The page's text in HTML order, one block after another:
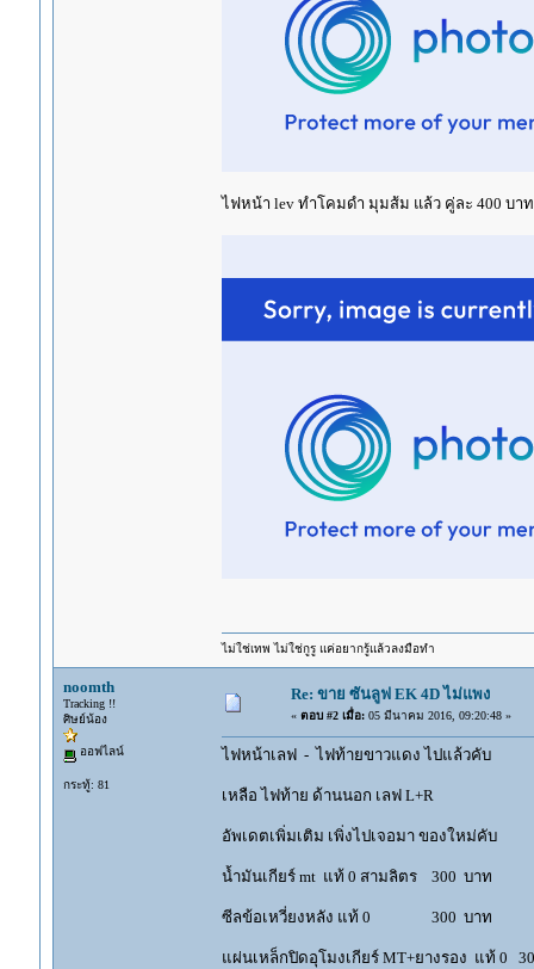
ไฟหน้า lev ทำโคมดำ มุมส้ม แล้ว คู่ละ 400 บาท
ไม่ใช่เทพ ไม่ใช่กูรู แค่อยากรู้แล้วลงมือทำ
noomth
Tracking !!
ศิษย์น้อง
ออฟไลน์
กระทู้: 81
Re: ขาย ซันลูฟ EK 4D ไม่แพง
« ตอบ #2 เมื่อ:05 มีนาคม 2016, 09:20:48 »
ไฟหน้าเลฟ - ไฟท้ายขาวแดง ไปแล้วคับ
เหลือ ไฟท้าย ด้านนอก เลฟ L+R
อัพเดตเพิ่มเติม เพิ่งไปเจอมา ของใหม่คับ
น้ำมันเกียร์ mt แท้ 0 สามลิตร 300 บาท
ซีลข้อเหวี่ยงหลัง แท้ 0 300 บาท
แผ่นเหล็กปิดอุโมงเกียร์ MT+ยางรอง แท้ 0